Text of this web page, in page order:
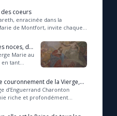
coeurs
enracinée dans la
de Montfort, invite chaque
noces, de
Marie au
en tant
la mort, et
couronnement de la Vierge,
d’Enguerrand Charonton
riche et profondément